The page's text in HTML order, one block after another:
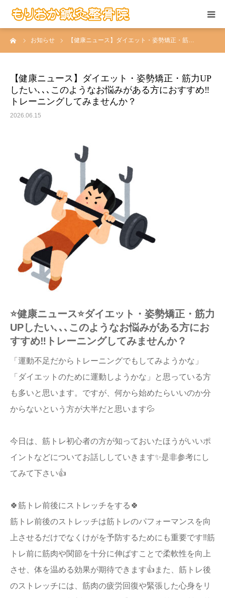
お知らせ 【健康ニュース】ダイエット・姿勢矯正・筋…
【健康ニュース】ダイエット・姿勢矯正・筋力UP
したい､､､このようなお悩みがある方におすすめ‼️
トレーニングしてみませんか？
2026.06.15
⭐️健康ニュース⭐️ダイエット・姿勢矯正・筋力
UPしたい､､､このようなお悩みがある方にお
すすめ‼️トレーニングしてみませんか？
「運動不足だからトレーニングでもしてみようかな」
「ダイエットのために運動しようかな」と思っている方
も多いと思います。ですが、何から始めたらいいのか分
からないという方が大半だと思います💦
今日は、筋トレ初心者の方が知っておいたほうがいいポ
イントなどについてお話ししていきます✨是非参考にし
てみて下さい👍
🍀筋トレ前後にストレッチをする🍀
筋トレ前後のストレッチは筋トレのパフォーマンスを向
上させるだけでなくけがを予防するためにも重要です‼️筋
トレ前に筋肉や関節を十分に伸ばすことで柔軟性を向上
させ、体を温める効果が期待できます👍また、筋トレ後
のストレッチには、筋肉の疲労回復や緊張した心身をリ
当院の施術
患者さんの声
アクセス